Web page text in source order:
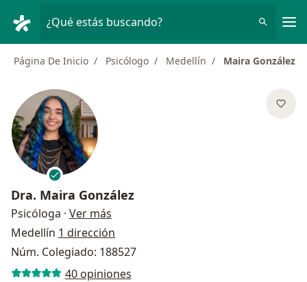
¿Qué estás buscando?
Página De Inicio Psicólogo Medellín Maira González
Dra. Maira González
Psicóloga · Ver más
Medellín 1 dirección
Núm. Colegiado: 188527
40 opiniones